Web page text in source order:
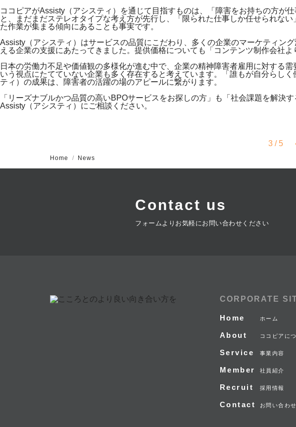
ココピアがAssisty（アシスティ）を通じて目指すものは、「障害をお持ちの方が
と、まだまだステレオタイプな考え方が先行し、「限られた仕事しか任せられな
た作業が集まる傾向にあることも事実です。
Assisty（アシスティ）はサービスの品質にこだわり、多くの企業のマーケティン
える企業の支援にあたってきました。提供価格についても「コンテンツ制作会社
日本の労働力不足や価値観の多様化が進む中で、企業の精神障害者雇用に対する
いう視点にたてていない企業も多く存在すると考えています。「誰もが自分らし
ティ）の成果は、障害者の活躍の場のアピールに繋がります。
「リーズナブルかつ品質の高いBPOサービスをお探しの方」も「社会課題を解
Assisty（アシスティ）にご相談ください。
3 / 5
Home News
Contact us
フォームよりお気軽にお問い合わせください
CORPORATE
Home ホーム
About ココピアに
Service 事業内容
Member 社員紹介
Recruit 採用情報
Contact お問い合わせ